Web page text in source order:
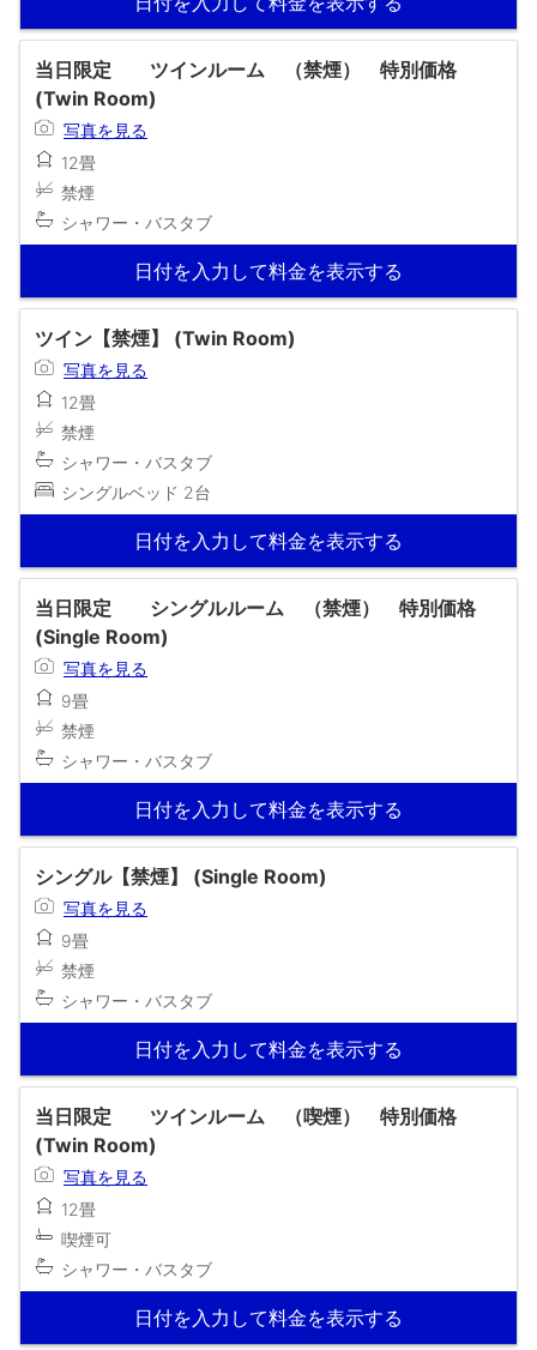
当日限定 ツインルーム （禁煙） 特別価格
(Twin Room)
写真を見る
12畳
禁煙
シャワー・バスタブ
日付を入力して料金を表示する
ツイン【禁煙】 (Twin Room)
写真を見る
12畳
禁煙
シャワー・バスタブ
シングルベッド 2台
日付を入力して料金を表示する
当日限定 シングルルーム （禁煙） 特別価格
(Single Room)
写真を見る
9畳
禁煙
シャワー・バスタブ
日付を入力して料金を表示する
シングル【禁煙】 (Single Room)
写真を見る
9畳
禁煙
シャワー・バスタブ
日付を入力して料金を表示する
当日限定 ツインルーム （喫煙） 特別価格
(Twin Room)
写真を見る
12畳
喫煙可
シャワー・バスタブ
日付を入力して料金を表示する